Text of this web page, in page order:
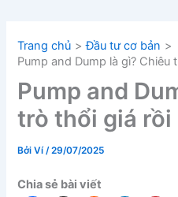
Trang chủ
Đầu tư cơ bản
Pump and Dump là gì? Chiêu
Pump and
trò thổi giá rồi
BởiVí/29/07/2025
Chia sẻ bài viết